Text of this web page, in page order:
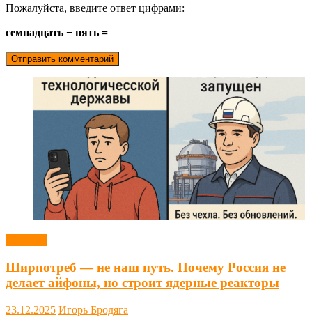
Пожалуйста, введите ответ цифрами:
семнадцать − пять =
Ширпотреб — не наш путь. Почему Россия не
делает айфоны, но строит ядерные реакторы
23.12.2025 Игорь Бродяга